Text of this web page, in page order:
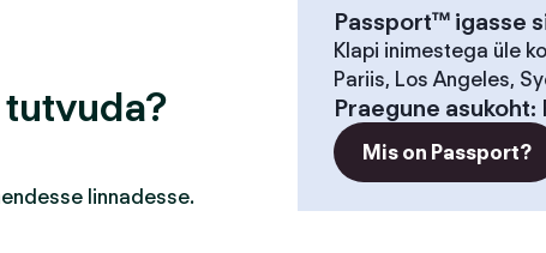
linnadesse.
Passport™ igasse
Klapi inimestega üle
Pariis, Los Angeles,
Praegune asukoht:
Mis on Passport?